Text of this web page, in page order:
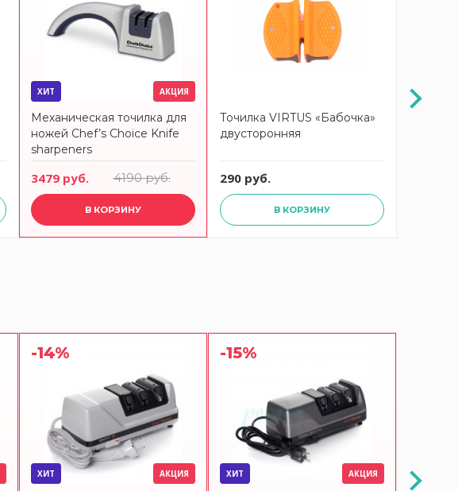
ХИТ АКЦИЯ
Механическая точилка для
ножей Chef’s Choice Knife
sharpeners
3479 руб. 4190 руб.
В КОРЗИНУ
Точилка VIRTUS «Бабочка»
двусторонняя
290 руб.
В КОРЗИНУ
-14%
ХИТ АКЦИЯ
-15%
ХИТ АКЦИЯ ХИТ